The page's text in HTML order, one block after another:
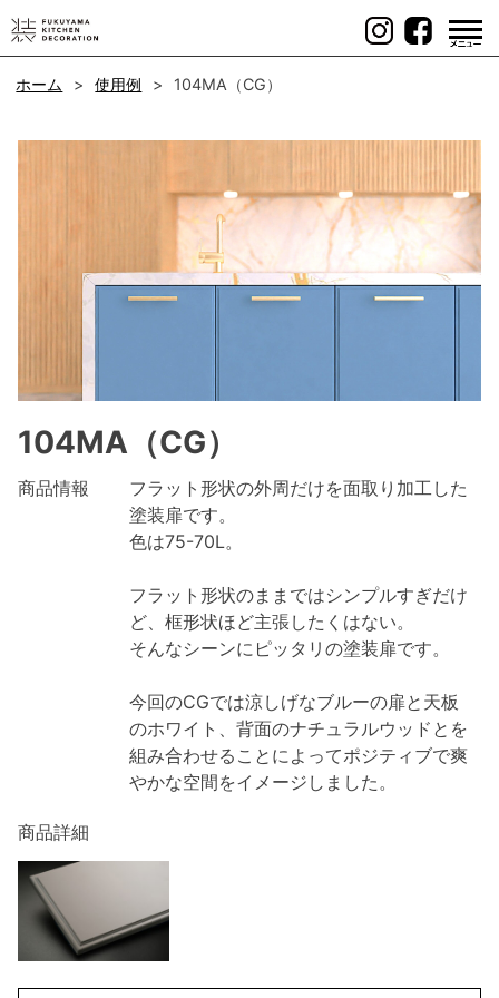
Skip
to
ホーム 使用例 104MA（CG）
104MA（CG）
商品情報
フラット形状の外周だけを面取り加工した
塗装扉です。
色は75-70L。
フラット形状のままではシンプルすぎだけ
ど、框形状ほど主張したくはない。
そんなシーンにピッタリの塗装扉です。
今回のCGでは涼しげなブルーの扉と天板
のホワイト、背面のナチュラルウッドとを
組み合わせることによってポジティブで爽
やかな空間をイメージしました。
商品詳細